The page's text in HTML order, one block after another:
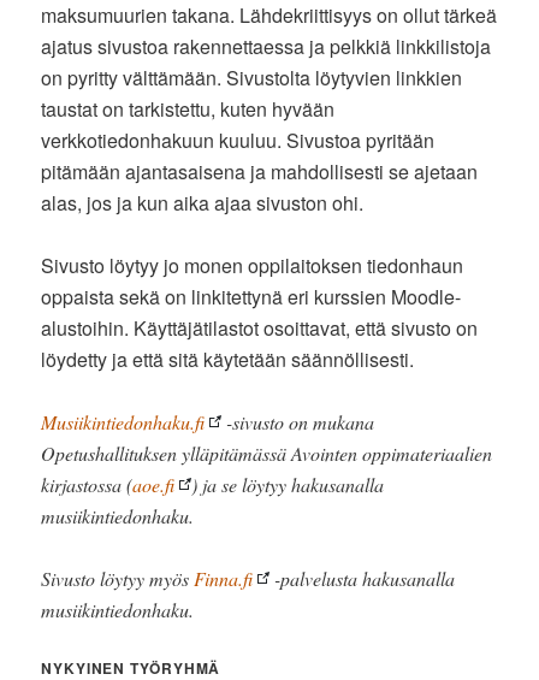
maksumuurien takana. Lähdekriittisyys on ollut tärkeä
ajatus sivustoa rakennettaessa ja pelkkiä linkkilistoja
on pyritty välttämään. Sivustolta löytyvien linkkien
taustat on tarkistettu, kuten hyvään
verkkotiedonhakuun kuuluu. Sivustoa pyritään
pitämään ajantasaisena ja mahdollisesti se ajetaan
alas, jos ja kun aika ajaa sivuston ohi.
Sivusto löytyy jo monen oppilaitoksen tiedonhaun
oppaista sekä on linkitettynä eri kurssien Moodle-
alustoihin. Käyttäjätilastot osoittavat, että sivusto on
löydetty ja että sitä käytetään säännöllisesti.
Musiikintiedonhaku.fi
-sivusto on mukana
Opetushallituksen ylläpitämässä Avointen oppimateriaalien
kirjastossa (aoe.fi
) ja se löytyy hakusanalla
musiikintiedonhaku.
Sivusto löytyy myös Finna.fi
-palvelusta hakusanalla
musiikintiedonhaku.
NYKYINEN TYÖRYHMÄ